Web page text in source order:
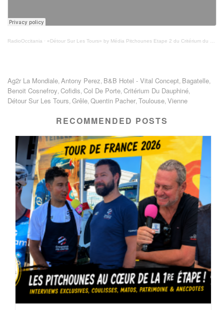
RadioOccitania · «Détour Sur Les Tours» by Média Pitchounes Etape 2 du Critérium du Dauphiné
Ag2r La Mondiale Antony Perez B&B Hotel - Vital Concept Bagatelle
Benoit Cosnefroy Cofidis Col De Porte Critérium Du Dauphiné
Détour Sur Les Tours Grêle Quentin Pacher Toulouse Vienne
RECOMMENDED POSTS